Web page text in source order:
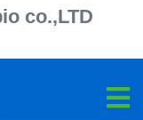
co.,LTD